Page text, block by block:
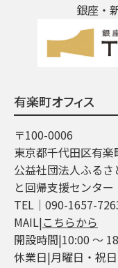
銀座・
有楽町オフィス
〒100-0006
東京都千代田区有
公益社団法人ふる
と回帰支援センタ
TEL│090-1657-
MAIL|こちらから
開設時間|10:00 ～
休業日|月曜日・祝